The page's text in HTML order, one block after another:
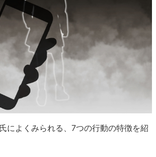
によくみられる、7つの行動の特徴を紹